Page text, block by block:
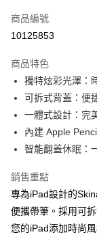
Apple Pay
AFTEE先享後付
相關說明
【關於「AFTEE先享
AFTEE先享後付是「
便利好安心！
１．簡單：不需註冊
２．便利：只要手機
【「AFTEE先享後付
１．於結帳方式選擇
結帳頁面，進行簡訊
２．訂單成立數日內
ATM付款
運送方式
付款後全家取貨
每筆NT$60，滿
商品編號
10125853
商品特色
獨特炫彩光澤：
可拆式背蓋：便
一體式設計：完
內建 Apple
智能翻蓋休眠：
銷售重點
專為iPad設計的
便攜帶筆。採用可
您的iPad添加時尚風